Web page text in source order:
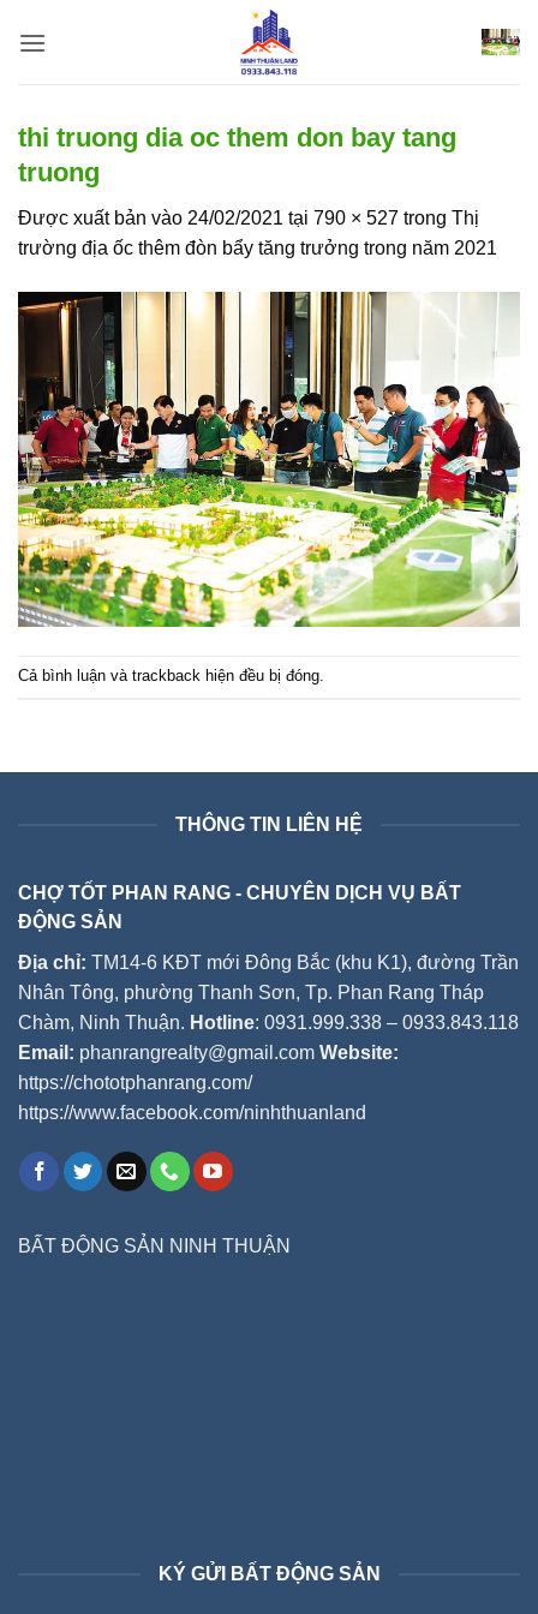
qua
thi truong dia oc them don bay tang
truong
Được xuất bản vào 24/02/2021 tại 790 × 527 trong Thị
trường địa ốc thêm đòn bẩy tăng trưởng trong năm 2021
Cả bình luận và trackback hiện đều bị đóng.
THÔNG TIN LIÊN HỆ
CHỢ TỐT PHAN RANG - CHUYÊN DỊCH VỤ BẤT
ĐỘNG SẢN
Địa chỉ: TM14-6 KĐT mới Đông Bắc (khu K1), đường Trần
Nhân Tông, phường Thanh Sơn, Tp. Phan Rang Tháp
Chàm, Ninh Thuận. Hotline: 0931.999.338 – 0933.843.118
Email: phanrangrealty@gmail.com Website:
https://chototphanrang.com/
https://www.facebook.com/ninhthuanland
BẤT ĐỘNG SẢN NINH THUẬN
KÝ GỬI BẤT ĐỘNG SẢN